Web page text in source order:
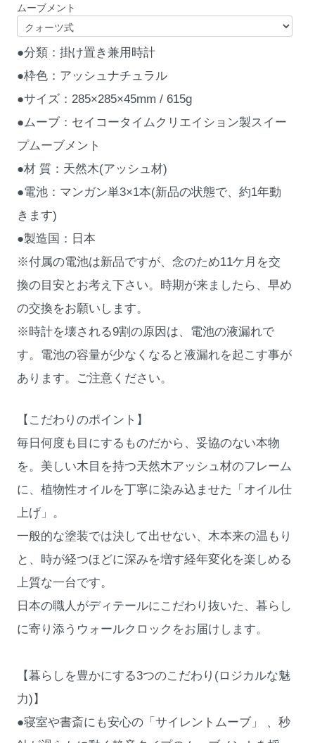
ムーブメント
●分類：掛け置き兼用時計
●枠色：アッシュナチュラル
●サイズ：285×285×45mm / 615g
●ムーブ：セイコータイムクリエイション製スイー
プムーブメント
●材 質：天然木(アッシュ材)
●電池：マンガン単3×1本(新品の状態で、約1年動
きます)
●製造国：日本
※付属の電池は新品ですが、念のため11ケ月を交
換の目安とお考え下さい。時期が来ましたら、早め
の交換をお願いします。
※時計を壊される9割の原因は、電池の液漏れで
す。電池の容量が少なくなると液漏れを起こす事が
あります。ご注意ください。
【こだわりのポイント】
毎日何度も目にするものだから、妥協のない本物
を。美しい木目を持つ天然木アッシュ材のフレーム
に、植物性オイルを丁寧に染み込ませた「オイル仕
上げ」。
一般的な塗装では決して出せない、木本来の温もり
と、時が経つほどに深みを増す経年変化を楽しめる
上質な一台です。
日本の職人がディテールにこだわり抜いた、暮らし
に寄り添うウォールクロックをお届けします。
【暮らしを豊かにする3つのこだわり(ロジカルな魅
力)】
●寝室や書斎にも安心の「サイレントムーブ」 、秒